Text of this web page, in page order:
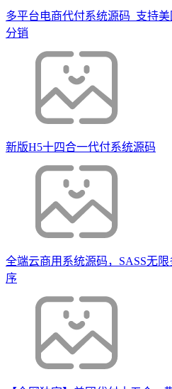
多平台电商代付系统源码_支持
分销
新版H5十四合一代付系统源码
全端云商用系统源码，SASS无
序